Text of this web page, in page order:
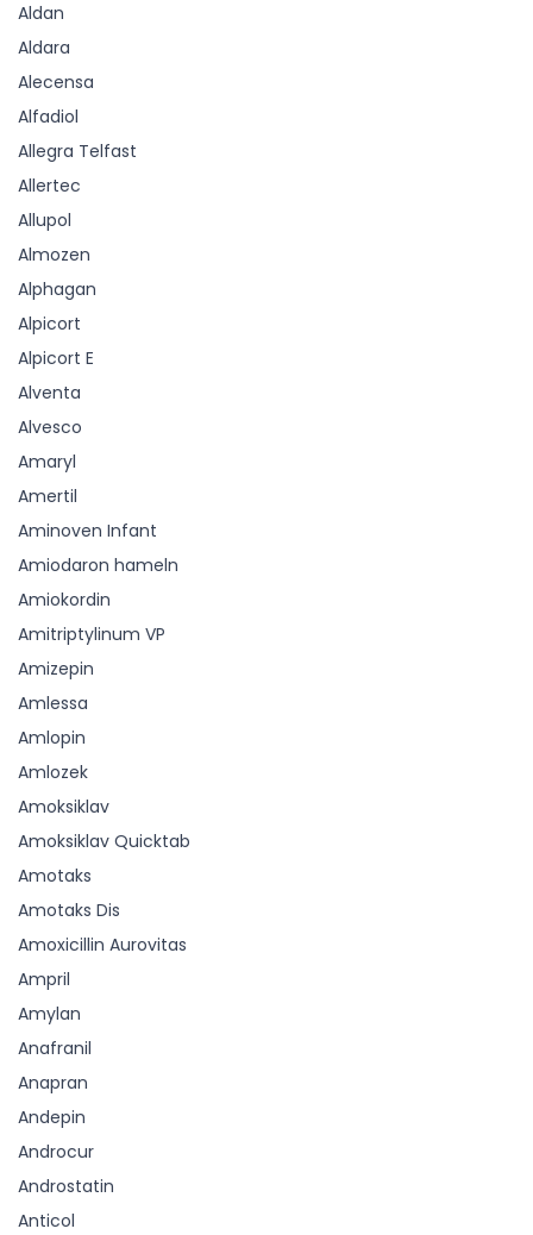
Aldan
Aldara
Alecensa
Alfadiol
Allegra Telfast
Allertec
Allupol
Almozen
Alphagan
Alpicort
Alpicort E
Alventa
Alvesco
Amaryl
Amertil
Aminoven Infant
Amiodaron hameln
Amiokordin
Amitriptylinum VP
Amizepin
Amlessa
Amlopin
Amlozek
Amoksiklav
Amoksiklav Quicktab
Amotaks
Amotaks Dis
Amoxicillin Aurovitas
Ampril
Amylan
Anafranil
Anapran
Andepin
Androcur
Androstatin
Anticol